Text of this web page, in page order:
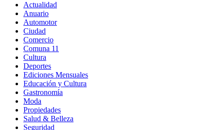
Actualidad
Anuario
Automotor
Ciudad
Comercio
Comuna 11
Cultura
Deportes
Ediciones Mensuales
Educación y Cultura
Gastronomía
Moda
Propiedades
Salud & Belleza
Seguridad